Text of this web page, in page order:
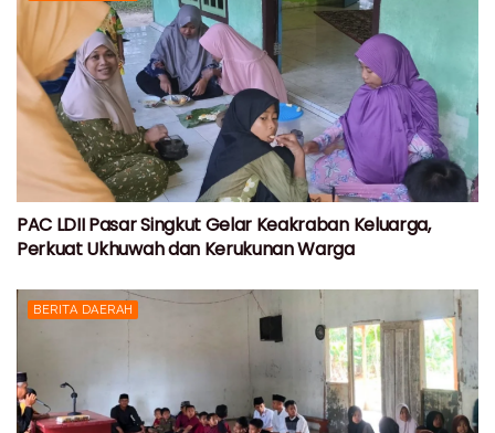
PAC LDII Pasar Singkut Gelar Keakraban Keluarga,
Perkuat Ukhuwah dan Kerukunan Warga
BERITA DAERAH